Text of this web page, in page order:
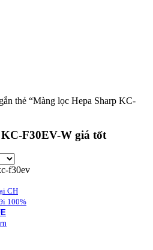
thẻ “Màng lọc Hepa Sharp KC-
F30EV-W giá tốt
CH
100%